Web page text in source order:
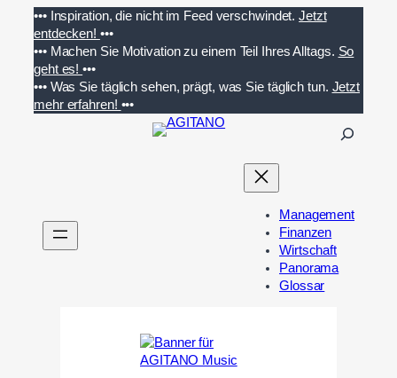
Inhalt
springen
••• Inspiration, die nicht im Feed verschwindet. Jetzt
entdecken! •••
••• Machen Sie Motivation zu einem Teil Ihres Alltags. So
geht es!•••
••• Was Sie täglich sehen, prägt, was Sie täglich tun. Jetzt
mehr erfahren! •••
n
Management
Finanzen
Wirtschaft
Panorama
Glossar